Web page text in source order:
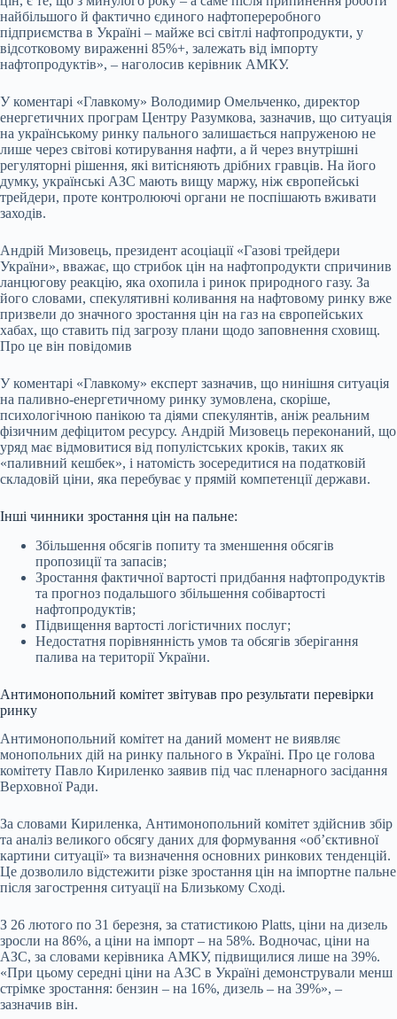
найбільшого й фактично єдиного нафтопереробного
підприємства в Україні – майже всі світлі нафтопродукти, у
відсотковому вираженні 85%+, залежать від імпорту
нафтопродуктів», – наголосив керівник АМКУ.
У коментарі «Главкому» Володимир Омельченко, директор
енергетичних програм Центру Разумкова, зазначив, що ситуація
на українському ринку пального залишається напруженою не
лише через світові котирування нафти, а й через внутрішні
регуляторні рішення, які витісняють дрібних гравців. На його
думку, українські АЗС мають вищу маржу, ніж європейські
трейдери, проте контролюючі органи не поспішають вживати
заходів.
Андрій Мизовець, президент асоціації «Газові трейдери
України», вважає, що стрибок цін на нафтопродукти спричинив
ланцюгову реакцію, яка охопила і ринок природного газу. За
його словами, спекулятивні коливання на нафтовому ринку вже
призвели до значного зростання цін на газ на європейських
хабах, що ставить під загрозу плани щодо заповнення сховищ.
Про це він повідомив
У коментарі «Главкому» експерт зазначив, що нинішня ситуація
на паливно-енергетичному ринку зумовлена, скоріше,
психологічною панікою та діями спекулянтів, аніж реальним
фізичним дефіцитом ресурсу. Андрій Мизовець переконаний, що
уряд має відмовитися від популістських кроків, таких як
«паливний кешбек», і натомість зосередитися на податковій
складовій ціни, яка перебуває у прямій компетенції держави.
Інші чинники зростання цін на пальне:
Збільшення обсягів попиту та зменшення обсягів
пропозиції та запасів;
Зростання фактичної вартості придбання нафтопродуктів
та прогноз подальшого збільшення собівартості
нафтопродуктів;
Підвищення вартості логістичних послуг;
Недостатня порівнянність умов та обсягів зберігання
палива на території України.
Антимонопольний комітет звітував про результати перевірки
ринку
Антимонопольний комітет на даний момент не виявляє
монопольних дій на ринку пального в Україні. Про це голова
комітету Павло Кириленко заявив під час пленарного засідання
Верховної Ради.
За словами Кириленка, Антимонопольний комітет здійснив збір
та аналіз великого обсягу даних для формування «об’єктивної
картини ситуації» та визначення основних ринкових тенденцій.
Це дозволило відстежити різке зростання цін на імпортне пальне
після загострення ситуації на Близькому Сході.
З 26 лютого по 31 березня, за статистикою Platts, ціни на дизель
зросли на 86%, а ціни на імпорт – на 58%. Водночас, ціни на
АЗС, за словами керівника АМКУ, підвищилися лише на 39%.
«При цьому середні ціни на АЗС в Україні демонстрували менш
стрімке зростання: бензин – на 16%, дизель – на 39%», –
зазначив він.